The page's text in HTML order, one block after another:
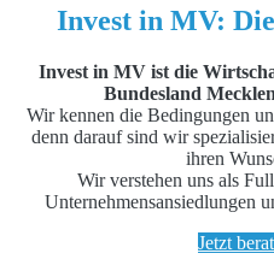
Invest in MV:
Invest in MV ist die
Bundesland
Wir kennen die Bedingungen
denn darauf sind wir
ihren
Wir verstehen uns als
Unternehmensansiedlungen
Jetzt